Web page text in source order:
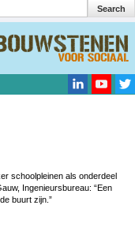
schoolpleinen als onderdeel
Ingenieursbureau: “Een
buurt zijn.”